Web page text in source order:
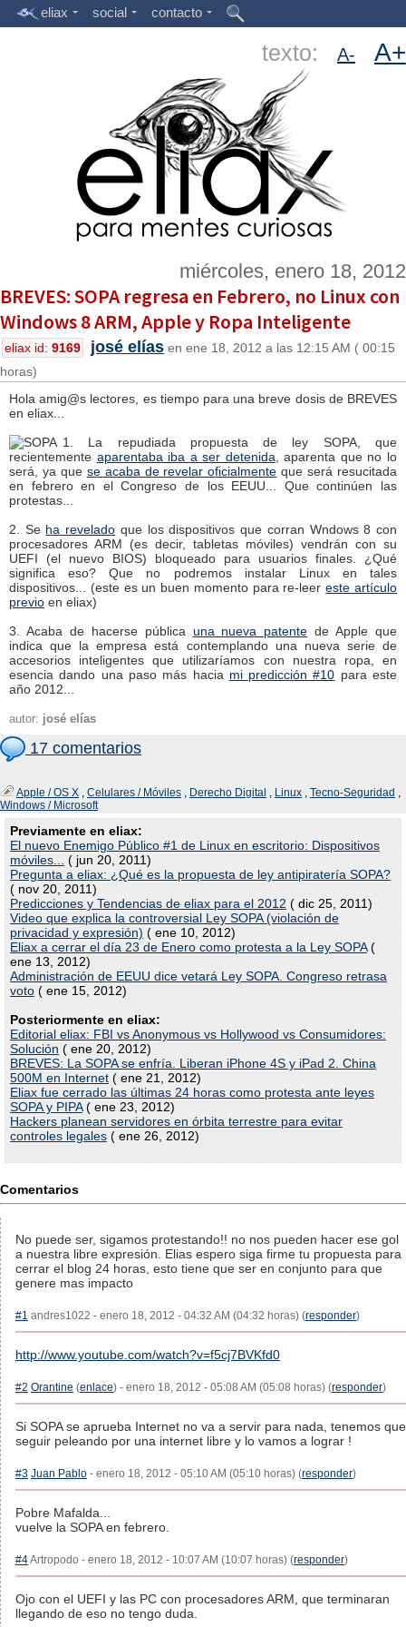
eliax social contacto
texto: A- A+
miércoles, enero 18, 2012
BREVES: SOPA regresa en Febrero, no Linux con
Windows 8 ARM, Apple y Ropa Inteligente
eliax id: 9169 josé elías en ene 18, 2012 a las 12:15 AM ( 00:15
horas)
Hola amig@s lectores, es tiempo para una breve dosis de BREVES
en eliax...
1. La repudiada propuesta de ley SOPA, que
recientemente aparentaba iba a ser detenida , aparenta que no lo
será, ya que se acaba de revelar oficialmente que será resucitada
en febrero en el Congreso de los EEUU... Que continúen las
protestas...
2. Se ha revelado que los dispositivos que corran Wndows 8 con
procesadores ARM (es decir, tabletas móviles) vendrán con su
UEFI (el nuevo BIOS) bloqueado para usuarios finales. ¿Qué
significa eso? Que no podremos instalar Linux en tales
dispositivos... (este es un buen momento para re-leereste artículo
previo en eliax)
3. Acaba de hacerse pública una nueva patente de Apple que
indica que la empresa está contemplando una nueva serie de
accesorios inteligentes que utilizaríamos con nuestra ropa, en
esencia dando una paso más hacia mi predicción #10 para este
año 2012...
autor: josé elías
17 comentarios
Apple / OS X , Celulares / Móviles , Derecho Digital , Linux , Tecno-Seguridad ,
Windows / Microsoft
Previamente en eliax:
El nuevo Enemigo Público #1 de Linux en escritorio: Dispositivos
móviles...
( jun 20, 2011)
Pregunta a eliax: ¿Qué es la propuesta de ley antipiratería SOPA?
( nov 20, 2011)
Predicciones y Tendencias de eliax para el 2012 ( dic 25, 2011)
Video que explica la controversial Ley SOPA (violación de
privacidad y expresión) ( ene 10, 2012)
Eliax a cerrar el día 23 de Enero como protesta a la Ley SOPA(
ene 13, 2012)
Administración de EEUU dice vetará Ley SOPA. Congreso retrasa
voto ( ene 15, 2012)
Posteriormente en eliax:
Editorial eliax: FBI vs Anonymous vs Hollywood vs Consumidores:
Solución ( ene 20, 2012)
BREVES: La SOPA se enfría. Liberan iPhone 4S y iPad 2. China
500M en Internet ( ene 21, 2012)
Eliax fue cerrado las últimas 24 horas como protesta ante leyes
SOPA y PIPA( ene 23, 2012)
Hackers planean servidores en órbita terrestre para evitar
controles legales ( ene 26, 2012)
Comentarios
No puede ser, sigamos protestando!! no nos pueden hacer ese gol
a nuestra libre expresión. Elias espero siga firme tu propuesta para
cerrar el blog 24 horas, esto tiene que ser en conjunto para que
genere mas impacto
#1 andres1022 - enero 18, 2012 - 04:32 AM (04:32 horas) (responder)
http://www.youtube.com/watch?v=f5cj7BVKfd0
#2 Orantine (enlace) - enero 18, 2012 - 05:08 AM (05:08 horas) (responder)
Si SOPA se aprueba Internet no va a servir para nada, tenemos que
seguir peleando por una internet libre y lo vamos a lograr !
#3 Juan Pablo - enero 18, 2012 - 05:10 AM (05:10 horas) (responder)
Pobre Mafalda...
vuelve la SOPA en febrero.
#4Artropodo - enero 18, 2012 - 10:07 AM (10:07 horas) (responder)
Ojo con el UEFI y las PC con procesadores ARM, que terminaran
llegando de eso no tengo duda.